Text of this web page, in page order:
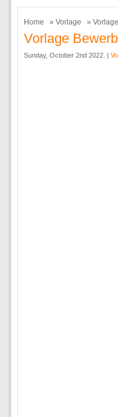
Home » Vorlage »
Vorlage
Sunday, October 2nd 2022. |